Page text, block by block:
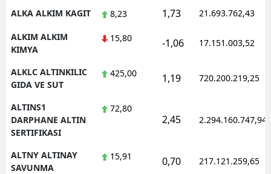
ALKA ALKIM KAGIT 8,23 1,73 21.693.762,43
ALKIM ALKIM
KIMYA
15,80 -1,06 17.151.003,52
ALKLC ALTINKILIC
GIDA VE SUT
425,00 1,19 720.200.219,25
ALTINS1
DARPHANE ALTIN
SERTIFIKASI
72,80
2,45 2.294.160.747,94
ALTNY ALTINAY
SAVUNMA
15,91 0,70 217.121.259,65